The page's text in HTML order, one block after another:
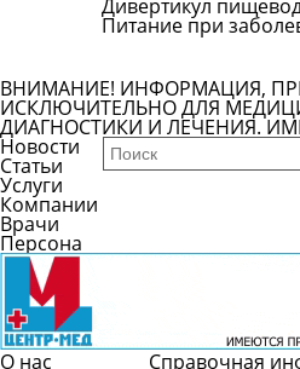
Дивертикул
Питание при
ВНИМАНИЕ! ИНФОРМАЦИЯ,
ИСКЛЮЧИТЕЛЬНО ДЛЯ
ДИАГНОСТИКИ И ЛЕЧЕНИЯ.
Новости
Статьи
Услуги
Компании
Врачи
Персона
О нас Справочная